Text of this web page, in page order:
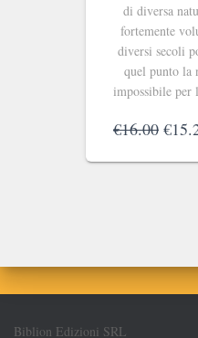
di diversa
fortemente
diversi secoli
quel punto la
impossibile
€16.00 Il
€
Biblion Edizioni SRL